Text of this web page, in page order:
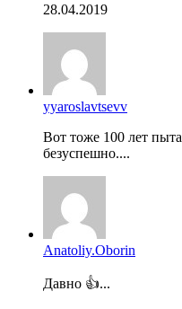
28.04.2019
yyaroslavtsevv
Вот тоже 100 лет
безуспешно....
Anatoliy.Oborin
Давно 👍...